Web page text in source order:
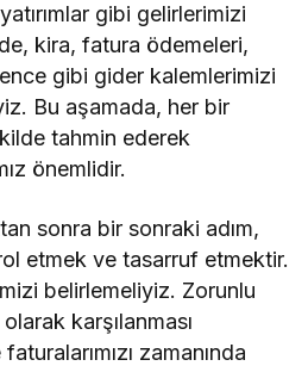
gibi gelirlerimizi
kira, fatura ödemeleri,
gibi gider kalemlerimizi
Bu aşamada, her bir
tahmin ederek
önemlidir.
sonra bir sonraki adım,
etmek ve tasarruf etmektir.
belirlemeliyiz. Zorunlu
karşılanması
zamanında